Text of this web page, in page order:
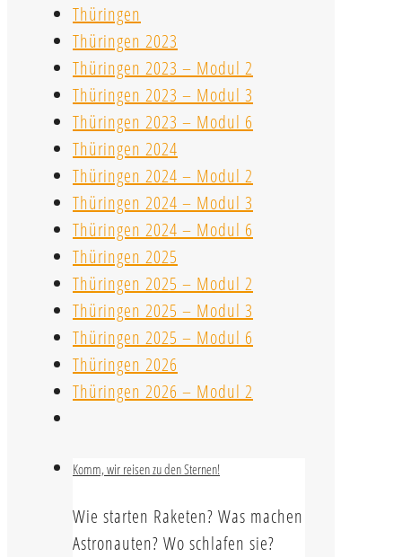
Thüringen
Thüringen 2023
Thüringen 2023 – Modul 2
Thüringen 2023 – Modul 3
Thüringen 2023 – Modul 6
Thüringen 2024
Thüringen 2024 – Modul 2
Thüringen 2024 – Modul 3
Thüringen 2024 – Modul 6
Thüringen 2025
Thüringen 2025 – Modul 2
Thüringen 2025 – Modul 3
Thüringen 2025 – Modul 6
Thüringen 2026
Thüringen 2026 – Modul 2
Komm, wir reisen zu den Sternen!
Wie starten Raketen? Was machen
Astronauten? Wo schlafen sie?